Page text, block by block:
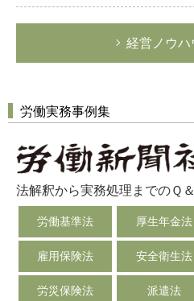
経営ノウ
労働実務事例集
法解釈から実務処理までのＱ
労働基準法 厚生年金法
雇用保険法 安全衛生法
労災保険法 派遣法